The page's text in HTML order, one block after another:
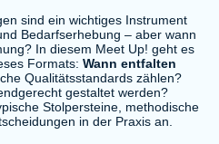
sind ein wichtiges Instrument
Bedarfserhebung – aber wann
In diesem Meet Up! geht es
Formats: Wann entfalten
Qualitätsstandards zählen?
gestaltet werden?
Stolpersteine, methodische
in der Praxis an.